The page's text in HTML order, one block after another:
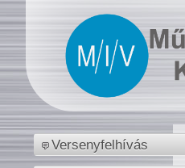
Versenyfelhívás